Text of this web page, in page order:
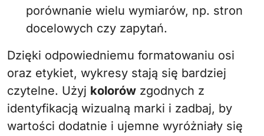
porównanie wielu wymiarów, np. stron
docelowych czy zapytań.
Dzięki odpowiedniemu formatowaniu osi
oraz etykiet, wykresy stają się bardziej
czytelne. Użyj kolorów zgodnych z
identyfikacją wizualną marki i zadbaj, by
wartości dodatnie i ujemne wyróżniały się